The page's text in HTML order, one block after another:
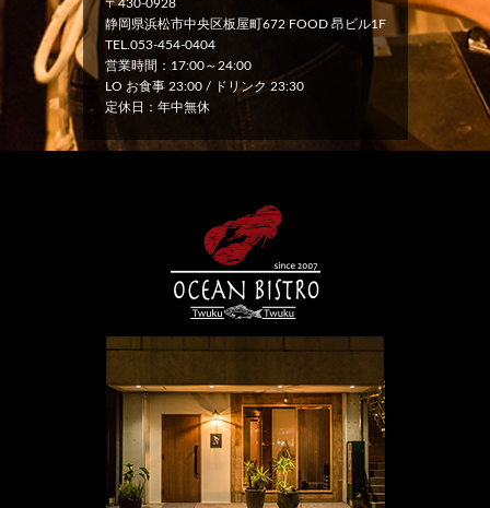
〒430-0928
静岡県浜松市中央区板屋町672 FOOD 昂ビル1F
TEL.053-454-0404
営業時間：17:00～24:00
LO お食事 23:00 / ドリンク 23:30
定休日：年中無休